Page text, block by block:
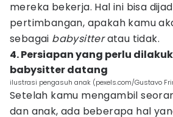
mereka bekerja. Hal ini bisa
pertimbangan, apakah kamu
sebagai babysitteratau tidak.
4. Persiapan yang perlu
babysitter datang
ilustrasi pengasuh anak (pexels.com/Gustavo
Setelah kamu mengambil
dan anak, ada beberapa hal